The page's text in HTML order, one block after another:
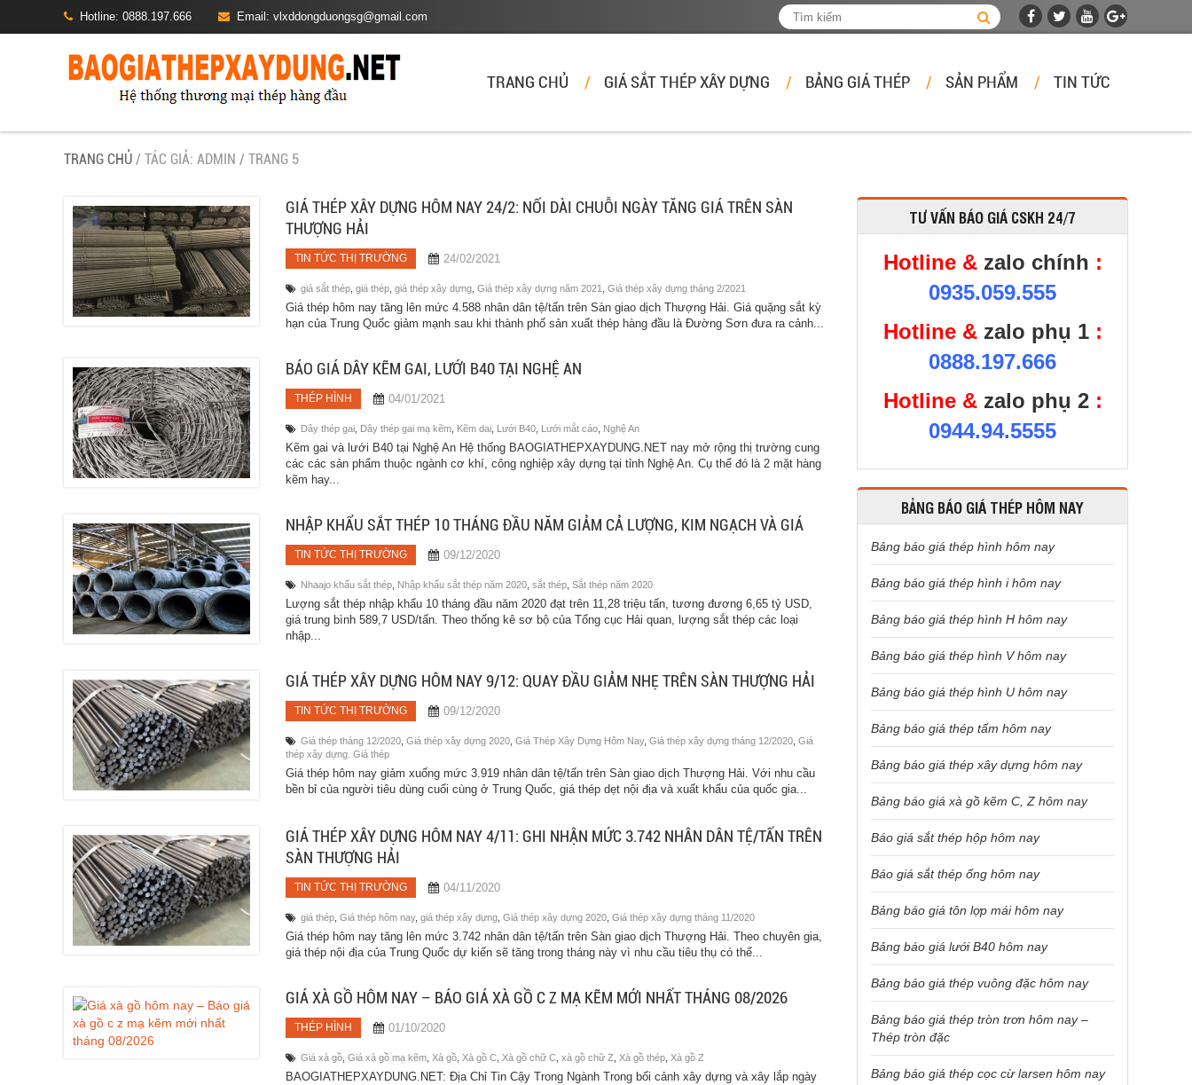
Hotline: 0888.197.666 Email: vlxddongduongsg@gmail.com
TRANG CHỦ GIÁ SẮT THÉP XÂY DỰNG BẢNG GIÁ THÉP SẢN PHẨM TIN TỨC
TRANG CHỦ / TÁC GIẢ: ADMIN / TRANG 5
GIÁ THÉP XÂY DỰNG HÔM NAY 24/2: NỐI DÀI CHUỖI NGÀY TĂNG GIÁ TRÊN SÀN
THƯỢNG HẢI
TIN TỨC THỊ TRƯỜNG 24/02/2021
giá sắt thép giá thép giá thép xây dựng Giá thép xây dựng năm 2021 Giá thép xây dựng tháng 2/2021
Giá thép hôm nay tăng lên mức 4.588 nhân dân tệ/tấn trên Sàn giao dịch Thượng Hải. Giá quặng sắt kỳ
hạn của Trung Quốc giảm mạnh sau khi thành phố sản xuất thép hàng đầu là Đường Sơn đưa ra cảnh...
BÁO GIÁ DÂY KẼM GAI, LƯỚI B40 TẠI NGHỆ AN
THÉP HÌNH 04/01/2021
Dây thép gai Dây thép gai mạ kẽm Kẽm dai Lưới B40 Lưới mắt cáo Nghệ An
Kẽm gai và lưới B40 tại Nghệ An Hệ thống BAOGIATHEPXAYDUNG.NET nay mở rộng thị trường cung
các các sản phẩm thuộc ngành cơ khí, công nghiệp xây dựng tại tỉnh Nghệ An. Cụ thể đó là 2 mặt hàng
kẽm hay...
NHẬP KHẨU SẮT THÉP 10 THÁNG ĐẦU NĂM GIẢM CẢ LƯỢNG, KIM NGẠCH VÀ GIÁ
TIN TỨC THỊ TRƯỜNG 09/12/2020
Nhaajo khẩu sắt thép Nhập khẩu sắt thép năm 2020 sắt thép Sắt thép năm 2020
Lượng sắt thép nhập khẩu 10 tháng đầu năm 2020 đạt trên 11,28 triệu tấn, tương đương 6,65 tỷ USD,
giá trung bình 589,7 USD/tấn. Theo thống kê sơ bộ của Tổng cục Hải quan, lượng sắt thép các loại
nhập...
GIÁ THÉP XÂY DỰNG HÔM NAY 9/12: QUAY ĐẦU GIẢM NHẸ TRÊN SÀN THƯỢNG HẢI
TIN TỨC THỊ TRƯỜNG 09/12/2020
Giá thép tháng 12/2020 Giá thép xây dựng 2020 Giá Thép Xây Dựng Hôm Nay, Giá thép xây dựng tháng 12/2020 Giá
thép xây dựng. Giá thép
Giá thép hôm nay giảm xuống mức 3.919 nhân dân tệ/tấn trên Sàn giao dịch Thượng Hải. Với nhu cầu
bền bỉ của người tiêu dùng cuối cùng ở Trung Quốc, giá thép dẹt nội địa và xuất khẩu của quốc gia...
GIÁ THÉP XÂY DỰNG HÔM NAY 4/11: GHI NHẬN MỨC 3.742 NHÂN DÂN TỆ/TẤN TRÊN
SÀN THƯỢNG HẢI
TIN TỨC THỊ TRƯỜNG 04/11/2020
giá thép Giá thép hôm nay, giá thép xây dựng Giá thép xây dựng 2020 Giá thép xây dựng tháng 11/2020
Giá thép hôm nay tăng lên mức 3.742 nhân dân tệ/tấn trên Sàn giao dịch Thượng Hải. Theo chuyên gia,
giá thép nội địa của Trung Quốc dự kiến sẽ tăng trong tháng này vì nhu cầu tiêu thụ có thể...
GIÁ XÀ GỒ HÔM NAY – BÁO GIÁ XÀ GỒ C Z MẠ KẼM MỚI NHẤT THÁNG 08/2026
THÉP HÌNH 01/10/2020
Giá xà gồ Giá xà gồ mạ kẽm Xà gồ Xà gồ C Xà gồ chữ C xà gồ chữ Z Xà gồ thép Xà gồ Z
BAOGIATHEPXAYDUNG.NET: Địa Chỉ Tin Cậy Trong Ngành Trong bối cảnh xây dựng và xây lắp ngày
TƯ VẤN BÁO GIÁ CSKH 24/7
Hotline & zalo chính :
0935.059.555
Hotline & zalo phụ 1:
0888.197.666
Hotline & zalo phụ 2:
0944.94.5555
BẢNG BÁO GIÁ THÉP HÔM NAY
Bảng báo giá thép hình hôm nay
Bảng báo giá thép hình i hôm nay
Bảng báo giá thép hình H hôm nay
Bảng báo giá thép hình V hôm nay
Bảng báo giá thép hình U hôm nay
Bảng báo giá thép tấm hôm nay
Bảng báo giá thép xây dựng hôm nay
Bảng báo giá xà gồ kẽm C, Z hôm nay
Báo giá sắt thép hộp hôm nay
Báo giá sắt thép ống hôm nay
Bảng báo giá tôn lợp mái hôm nay
Bảng báo giá lưới B40 hôm nay
Bảng báo giá thép vuông đặc hôm nay
Bảng báo giá thép tròn trơn hôm nay –
Thép tròn đặc
Bảng báo giá thép cọc cừ larsen hôm nay